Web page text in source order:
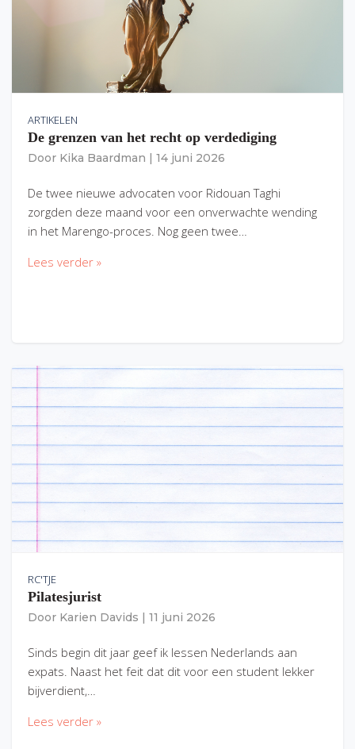
ARTIKELEN
De grenzen van het recht op verdediging
Door Kika Baardman 14 juni 2026
De twee nieuwe advocaten voor Ridouan Taghi
zorgden deze maand voor een onverwachte wending
in het Marengo-proces. Nog geen twee…
Lees verder »
RC'TJE
Pilatesjurist
Door Karien Davids 11 juni 2026
Sinds begin dit jaar geef ik lessen Nederlands aan
expats. Naast het feit dat dit voor een student lekker
bijverdient,…
Lees verder »